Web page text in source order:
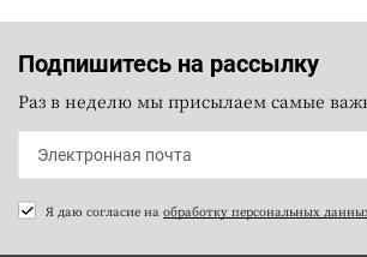
Подпишитесь на рассылку
Раз в неделю мы присылаем самые
Я даю согласие на обработку персональных